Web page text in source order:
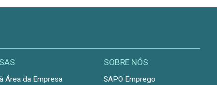
Área da Empresa
SOBRE NÓS
SAPO Emprego